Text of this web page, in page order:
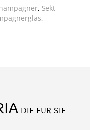
, Sekt
,
DIE FÜR SIE